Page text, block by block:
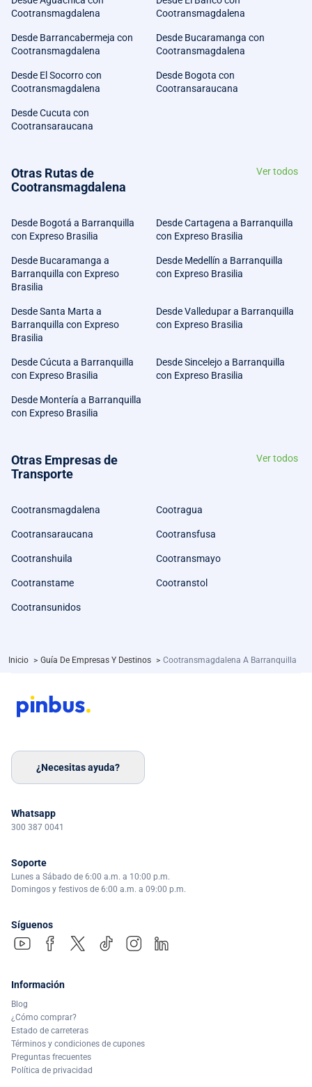
Cootransmagdalena
Cootransmagdalena
Desde Barrancabermeja con
Cootransmagdalena
Desde Bucaramanga con
Cootransmagdalena
Desde El Socorro con
Cootransmagdalena
Desde Bogota con
Cootransaraucana
Desde Cucuta con
Cootransaraucana
Otras Rutas de
Cootransmagdalena
Ver todos
Desde Bogotá a Barranquilla
con Expreso Brasilia
Desde Cartagena a Barranquilla
con Expreso Brasilia
Desde Bucaramanga a
Barranquilla con Expreso
Brasilia
Desde Medellín a Barranquilla
con Expreso Brasilia
Desde Santa Marta a
Barranquilla con Expreso
Brasilia
Desde Valledupar a Barranquilla
con Expreso Brasilia
Desde Cúcuta a Barranquilla
con Expreso Brasilia
Desde Sincelejo a Barranquilla
con Expreso Brasilia
Desde Montería a Barranquilla
con Expreso Brasilia
Otras Empresas de
Transporte
Ver todos
Cootransmagdalena Cootragua
Cootransaraucana Cootransfusa
Cootranshuila Cootransmayo
Cootranstame Cootranstol
Cootransunidos
Inicio > Guía De Empresas Y Destinos > Cootransmagdalena A Barranquilla
¿Necesitas ayuda?
Whatsapp
300 387 0041
Soporte
Lunes a Sábado de 6:00 a.m. a 10:00 p.m.
Domingos y festivos de 6:00 a.m. a 09:00 p.m.
Síguenos
Información
Blog
¿Cómo comprar?
Estado de carreteras
Términos y condiciones de cupones
Preguntas frecuentes
Política de privacidad